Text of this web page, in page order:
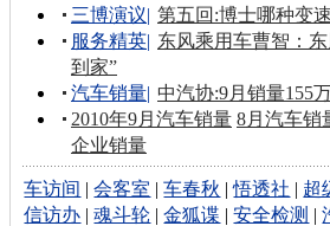
三博演议| 第五回:博士哪种变
服务精英| 东风乘用车曹智：
到家”
汽车销量| 中汽协:9月销量155
2010年9月汽车销量 8月汽车销
企业销量
车访间 |会客室 |车春秋 |悟透社 | 超
信访办 |魂斗轮 |金狐谍 |安全检测 |